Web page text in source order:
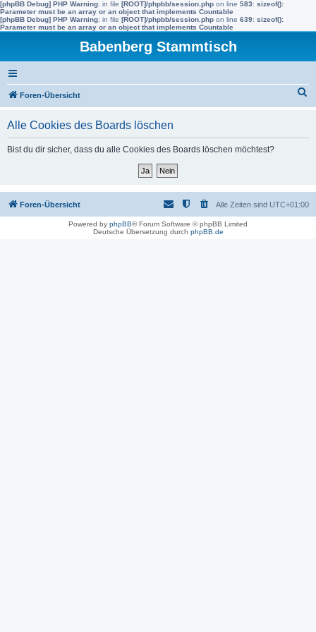
[phpBB Debug] PHP Warning: in file [ROOT]/phpbb/session.php on line 583: sizeof():
Parameter must be an array or an object that implements Countable
[phpBB Debug] PHP Warning: in file [ROOT]/phpbb/session.php on line 639: sizeof():
Parameter must be an array or an object that implements Countable
Babenberg Stammtisch
Foren-Übersicht
Alle Cookies des Boards löschen
Bist du dir sicher, dass du alle Cookies des Boards löschen möchtest?
Foren-Übersicht Alle Zeiten sind UTC+01:00
Powered by phpBB® Forum Software © phpBB Limited
Deutsche Übersetzung durch phpBB.de